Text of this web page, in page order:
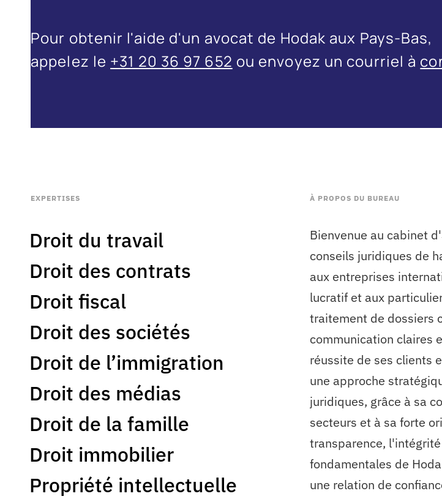
Pour obtenir l'aide d'un avocat de Hodak aux Pays-Bas,
appelez le +31 20 36 97 652 ou envoyez un courriel à
EXPERTISES
Droit du travail
Droit des contrats
Droit fiscal
Droit des sociétés
Droit de l’immigration
Droit des médias
Droit de la famille
Droit immobilier
Propriété intellectuelle
À PROPOS DU BUREAU
Bienvenue au cabinet
conseils juridiques de
aux entreprises
lucratif et aux
traitement de dossiers
communication claires
réussite de ses clients
une approche
juridiques, grâce à sa
secteurs et à sa forte
transparence,
fondamentales de
une relation de